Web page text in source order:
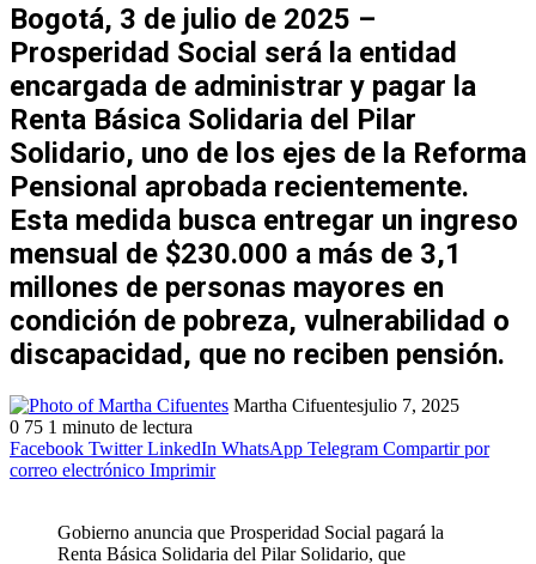
Bogotá, 3 de julio de 2025 –
Prosperidad Social será la entidad
encargada de administrar y pagar la
Renta Básica Solidaria del Pilar
Solidario, uno de los ejes de la Reforma
Pensional aprobada recientemente.
Esta medida busca entregar un ingreso
mensual de $230.000 a más de 3,1
millones de personas mayores en
condición de pobreza, vulnerabilidad o
discapacidad, que no reciben pensión.
Martha Cifuentesjulio 7, 2025
0 75 1 minuto de lectura
Facebook Twitter LinkedIn WhatsApp Telegram Compartir por
correo electrónico Imprimir
Gobierno anuncia que Prosperidad Social pagará la
Renta Básica Solidaria del Pilar Solidario, que